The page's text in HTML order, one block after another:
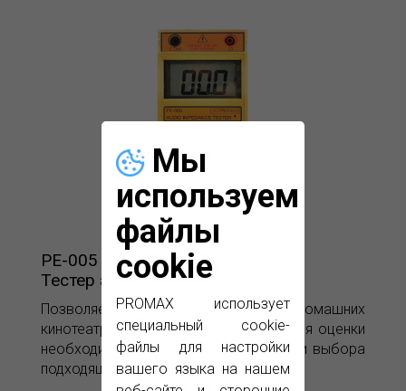
Мы
используем
файлы
cookie
PROMAX использует
специальный cookie-
файлы для настройки
вашего языка на нашем
PE-005
Тестер аудио-сопротивления
Позволяет тестирование домашних
кинотеатров и акустических систем для оценки
необходимой мощности в установке и выбора
подходящего усилителя.